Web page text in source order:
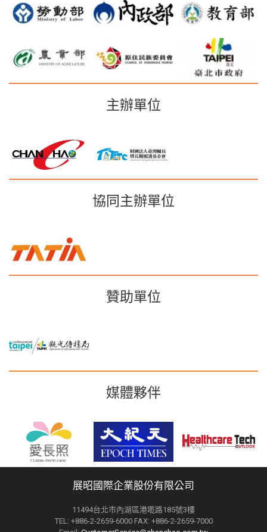
主辦單位
協同主辦單位
贊助單位
媒體夥伴
展昭國際企業股份有限公司
11494台北市內湖區港墘路185號3樓
TEL: +886-2-2659-6000 FAX: +886-2-2659-7000